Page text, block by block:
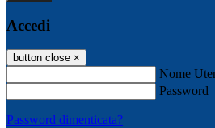
Accedi
button close ×
Nome
Password
Password dimenticata?